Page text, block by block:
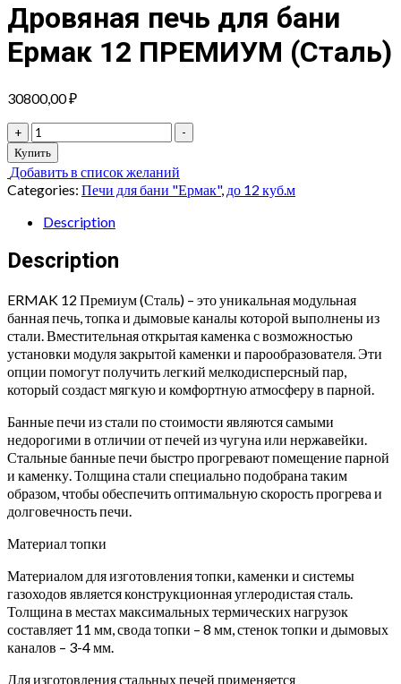
Дровяная печь для бани
Ермак 12 ПРЕМИУМ (Сталь)
30800,00₽
+
Дровяная
печь
для
бани
Ермак
12
(Сталь)
quantity
-
Купить
Добавить в список желаний
Categories: Печи для бани "Ермак", до 12 куб.м
Description
Description
ERMAK 12 Премиум (Сталь) – это уникальная модульная
банная печь, топка и дымовые каналы которой выполнены из
стали. Вместительная открытая каменка с возможностью
установки модуля закрытой каменки и парообразователя. Эти
опции помогут получить легкий мелкодисперсный пар,
который создаст мягкую и комфортную атмосферу в парной.
Банные печи из стали по стоимости являются самыми
недорогими в отличии от печей из чугуна или нержавейки.
Стальные банные печи быстро прогревают помещение парной
и каменку. Толщина стали специально подобрана таким
образом, чтобы обеспечить оптимальную скорость прогрева и
долговечность печи.
Материал топки
Материалом для изготовления топки, каменки и системы
газоходов является конструкционная углеродистая сталь.
Толщина в местах максимальных термических нагрузок
составляет 11 мм, свода топки – 8 мм, стенок топки и дымовых
каналов – 3-4 мм.
Для изготовления стальных печей применяется